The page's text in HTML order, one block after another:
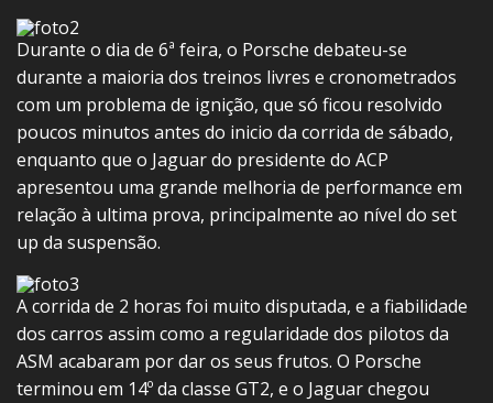
Durante o dia de 6ª feira, o Porsche debateu-se
durante a maioria dos treinos livres e cronometrados
com um problema de ignição, que só ficou resolvido
poucos minutos antes do inicio da corrida de sábado,
enquanto que o Jaguar do presidente do ACP
apresentou uma grande melhoria de performance em
relação à ultima prova, principalmente ao nível do set
up da suspensão.
A corrida de 2 horas foi muito disputada, e a fiabilidade
dos carros assim como a regularidade dos pilotos da
ASM acabaram por dar os seus frutos. O Porsche
terminou em 14º da classe GT2, e o Jaguar chegou